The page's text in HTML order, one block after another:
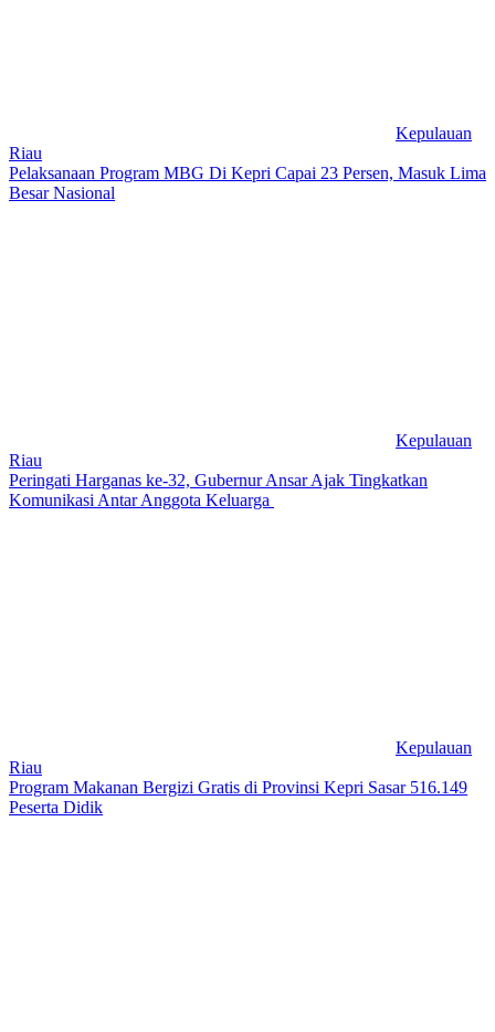
Kepulauan
Riau
Pelaksanaan Program MBG Di Kepri Capai 23 Persen, Masuk Lima
Besar Nasional
Kepulauan
Riau
Peringati Harganas ke-32, Gubernur Ansar Ajak Tingkatkan
Komunikasi Antar Anggota Keluarga
Kepulauan
Riau
Program Makanan Bergizi Gratis di Provinsi Kepri Sasar 516.149
Peserta Didik